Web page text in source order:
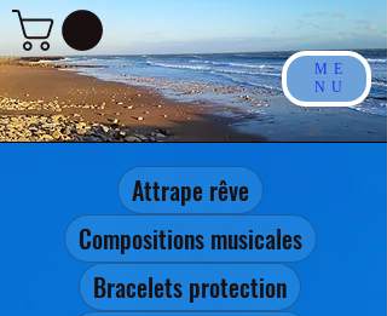
ME
NU
Attrape rêve
Compositions musicales
Bracelets protection